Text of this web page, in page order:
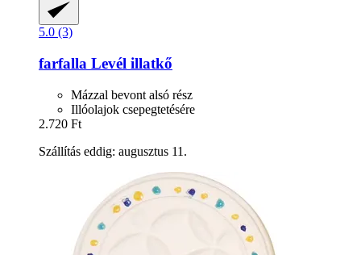
5.0 (3)
farfalla Levél illatkő
Mázzal bevont alsó rész
Illóolajok csepegtetésére
2.720 Ft
Szállítás eddig: augusztus 11.